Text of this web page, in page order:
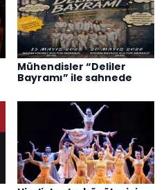
Mühendisler “Deliler
Bayramı” ile sahnede